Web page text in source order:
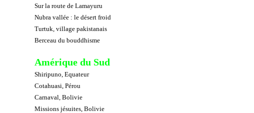
Sur la route de Lamayuru
Nubra vallée : le désert froid
Turtuk, village pakistanais
Berceau du bouddhisme
Amérique du Sud
Shiripuno, Equateur
Cotahuasi, Pérou
Carnaval, Bolivie
Missions jésuites, Bolivie